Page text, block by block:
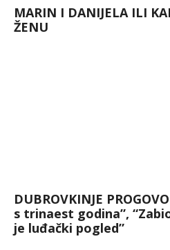
MARIN I DANIJELA ILI
ŽENU
DUBROVKINJE
s trinaest godina”,
je luđački pogled”